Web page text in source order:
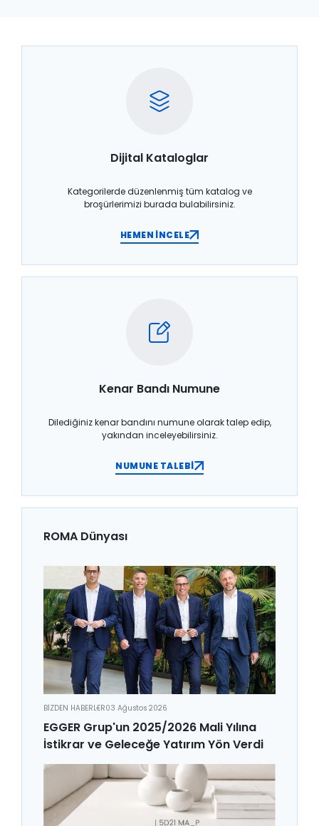
Dijital Kataloglar
Kategorilerde düzenlenmiş tüm katalog ve
broşürlerimizi burada bulabilirsiniz.
HEMEN İNCELE
Kenar Bandı Numune
Dilediğiniz kenar bandını numune olarak talep edip,
yakından inceleyebilirsiniz.
NUMUNE TALEBİ
ROMA Dünyası
BİZDEN HABERLER03 Ağustos 2026
EGGER Grup'un 2025/2026 Mali Yılına
İstikrar ve Geleceğe Yatırım Yön Verdi